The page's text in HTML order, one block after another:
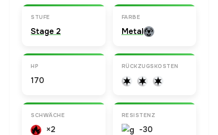
STUFE
Stage 2
FARBE
Metal
HP
170
RÜCKZUGSKOSTEN
SCHWÄCHE
×2
RESISTENZ
-30